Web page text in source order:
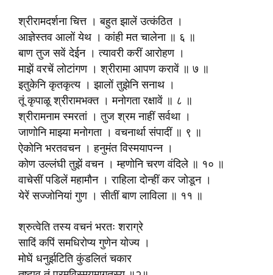
श्रीरामदर्शना चित्त । बहुत झालें उत्कंठित ।
आज्ञेस्तव आलों येथ । कांही मत चालेना ॥ ६ ॥
बाण तुज सवें देईन । त्यावरी करीं आरोहण ।
माझें वरचें लोटांगण । श्रीरामा आपण करावें ॥ ७ ॥
इतुकेनि कृतकृत्य । झालों तुझेनि सनाथ ।
तूं कृपाळू श्रीरामभक्त । मनोगता रक्षावें ॥ ८ ॥
श्रीरामनाम स्मरतां । तुज श्रम नाहीं सर्वथा ।
जाणोनि माझ्या मनोगता । वचनार्था संपादीं ॥ ९ ॥
ऐकोनि भरतवचन । हनुमंत विस्मयापन्न ।
कोण उल्लंघी तुझें वचन । म्हणोनि चरण वंदिले ॥ १० ॥
वाचेसीं पडिलें महामौन । राहिला दोन्हीं कर जोडून ।
येरें सज्जोनियां गुण । सीतीं बाण लाविला ॥ ११ ॥
श्रुत्वेति तस्य वचनं भरतः शराग्रे
सादिं कपिं समधिरोप्य गुणेन योज्य ।
मोघें धनुर्झटिति कुंडलितं चकार